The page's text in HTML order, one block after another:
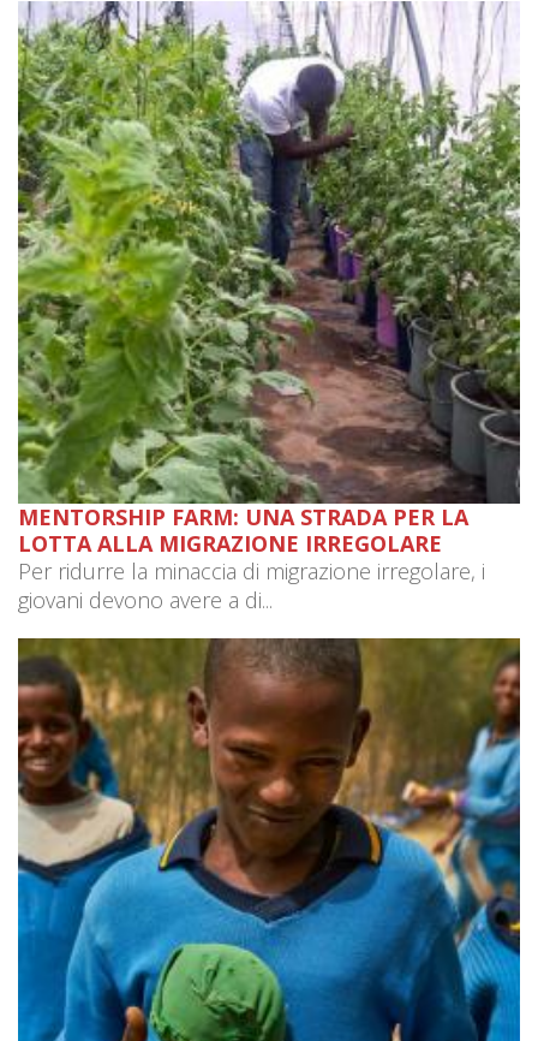
MENTORSHIP FARM: UNA STRADA PER LA
LOTTA ALLA MIGRAZIONE IRREGOLARE
Per ridurre la minaccia di migrazione irregolare, i
giovani devono avere a di...